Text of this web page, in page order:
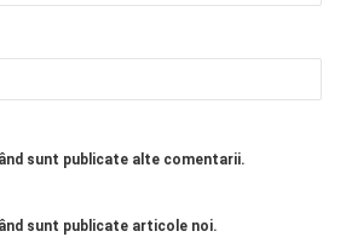
sunt publicate alte comentarii.
sunt publicate articole noi.